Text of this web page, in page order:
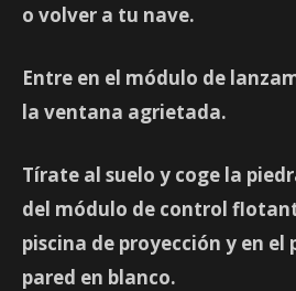
o volver a tu nave.
Entre en el módulo de
la ventana agrietada.
Tírate al suelo y coge la
del módulo de control
piscina de proyección y en el
pared en blanco.